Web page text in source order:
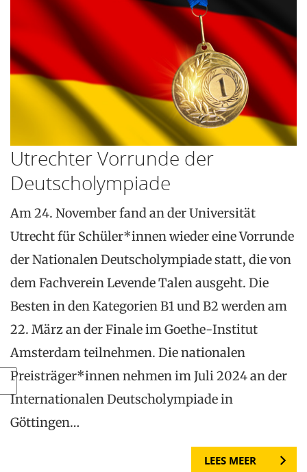
Utrechter Vorrunde der
Deutscholympiade
Am 24. November fand an der Universität
Utrecht für Schüler*innen wieder eine Vorrunde
der Nationalen Deutscholympiade statt, die von
dem Fachverein Levende Talen ausgeht. Die
Besten in den Kategorien B1 und B2 werden am
22. März an der Finale im Goethe-Institut
Amsterdam teilnehmen. Die nationalen
Preisträger*innen nehmen im Juli 2024 an der
Internationalen Deutscholympiade in
Göttingen…
LEES MEER